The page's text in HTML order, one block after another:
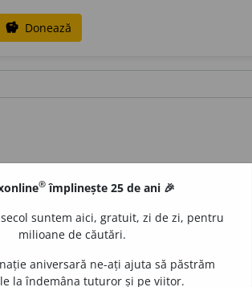
savings Donează
® împlinește 25 de ani 🎉
suntem aici, gratuit, zi de zi, pentru
milioane de căutări.
aniversară ne-ați ajuta să păstrăm
la îndemâna tuturor și pe viitor.